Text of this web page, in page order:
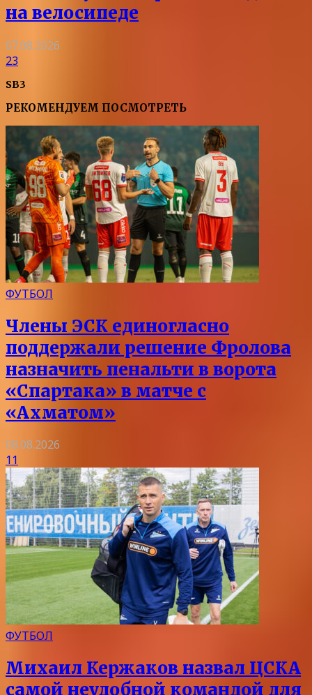
на велосипеде
07.08.2026
23
SB3
РЕКОМЕНДУЕМ ПОСМОТРЕТЬ
ФУТБОЛ
Члены ЭСК единогласно
поддержали решение Фролова
назначить пенальти в ворота
«Спартака» в матче с
«Ахматом»
08.08.2026
11
ФУТБОЛ
Михаил Кержаков назвал ЦСКА
самой неудобной командой для